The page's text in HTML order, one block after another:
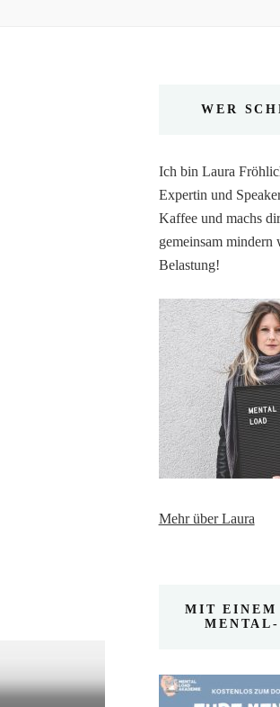
WER
Ich bin Laura
Expertin und
Kaffee und machs
gemeinsam mindern
Belastung!
Mehr über Laura
MIT